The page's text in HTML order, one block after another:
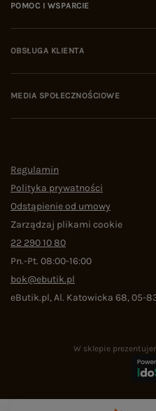
POMOC I WSPARCIE
OBSŁUGA KLIENTA
MEDIA SPOŁECZNOŚCIOWE
Regulamin
Polityka prywatności
Odstąpienie od umowy
Zarządzaj plikami cookie
22 290 10 80
Pn.-Pt. 08:00-16:00
bok@ebutik.pl
eButik.pl,Al. Katowicka 68,05-
W sklepie